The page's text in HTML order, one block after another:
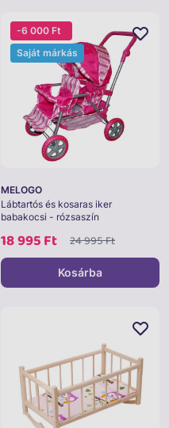
MELOGO
Lábtartós és kosaras iker
babakocsi - rózsaszín
18 995 Ft 24 995 Ft
-6 000 Ft
Saját márkás
Kosárba